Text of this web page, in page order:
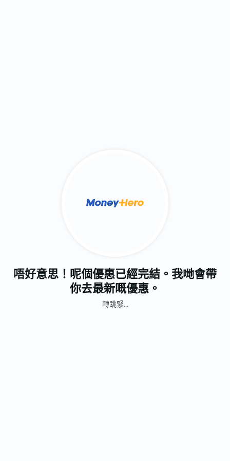
唔好意思！呢個優惠已經完結。我哋會帶
你去最新嘅優惠。
轉跳緊...